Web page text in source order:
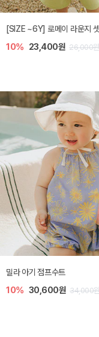
엘리오 아기 블라우스
20% 21,600원 27,000원
토닉 아기 민소매 티셔츠
20% 11,200원 14,000원